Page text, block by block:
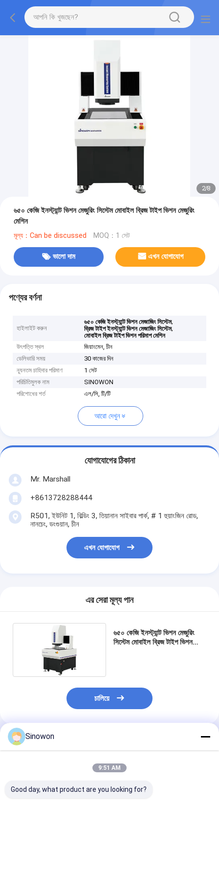
2/8
৬৫০ কেজি ইনস্ট্যান্ট ভিশন মেজুরিং সিস্টেম মোবাইল ব্রিজ টাইপ ভিশন মেজুরিং
মেশিন
মূল্য：Can be discussed MOQ：1 সেট
ভালো দাম এখন যোগাযোগ
পণ্যের বর্ণনা
হাইলাইট করুন
৬৫০ কেজি ইনস্ট্যান্ট ভিশন মেজাজিং সিস্টেম,
ব্রিজ টাইপ ইনস্ট্যান্ট ভিশন মেজাজিং সিস্টেম,
মোবাইল ব্রিজ টাইপ ভিশন পরিমাপ মেশিন
উৎপত্তি স্থল
জিয়াংমেন, চীন
ডেলিভারি সময়
30 কাজের দিন
ন্যূনতম চাহিদার পরিমাণ
1 সেট
পরিচিতিমুলক নাম
SINOWON
পরিশোধের শর্ত
এল/সি, টি/টি
আরো দেখুন
যোগাযোগের ঠিকানা
Mr. Marshall
+8613728288444
R501, ইউনিট 1, বিল্ডিং 3, তিয়ানান সাইবার পার্ক, # 1 হুয়াংজিন রোড,
নানচেং, ডংগুয়ান, চীন
এখন যোগাযোগ
এর সেরা মূল্য পান
৬৫০ কেজি ইনস্ট্যান্ট ভিশন মেজুরিং
সিস্টেম মোবাইল ব্রিজ টাইপ ভিশন
চালিয়ে
প্রস্তাবিত পণ্য
Sinowon
9:51 AM
Good day, what product are you looking for?